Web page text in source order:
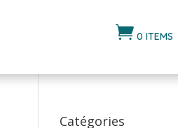
 0 ITEMS
Catégories